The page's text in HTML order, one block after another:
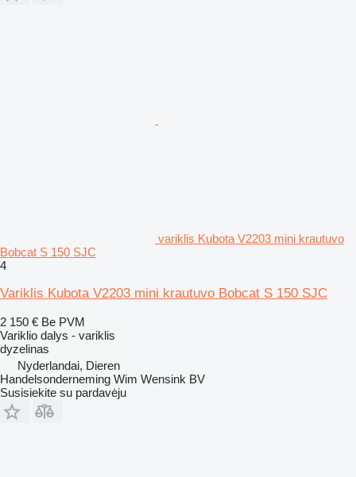
variklis Kubota V2203 mini krautuvo
Bobcat S 150 SJC
4
Variklis Kubota V2203 mini krautuvo Bobcat S 150 SJC
2 150 € Be PVM
Variklio dalys - variklis
dyzelinas
Nyderlandai, Dieren
Handelsonderneming Wim Wensink BV
Susisiekite su pardavėju